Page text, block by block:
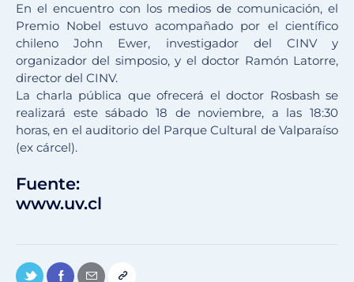
En el encuentro con los medios de comunicación, el
Premio Nobel estuvo acompañado por el científico
chileno John Ewer, investigador del CINV y
organizador del simposio, y el doctor Ramón Latorre,
director del CINV.
La charla pública que ofrecerá el doctor Rosbash se
realizará este sábado 18 de noviembre, a las 18:30
horas, en el auditorio del Parque Cultural de Valparaíso
(ex cárcel).
Fuente:
www.uv.cl